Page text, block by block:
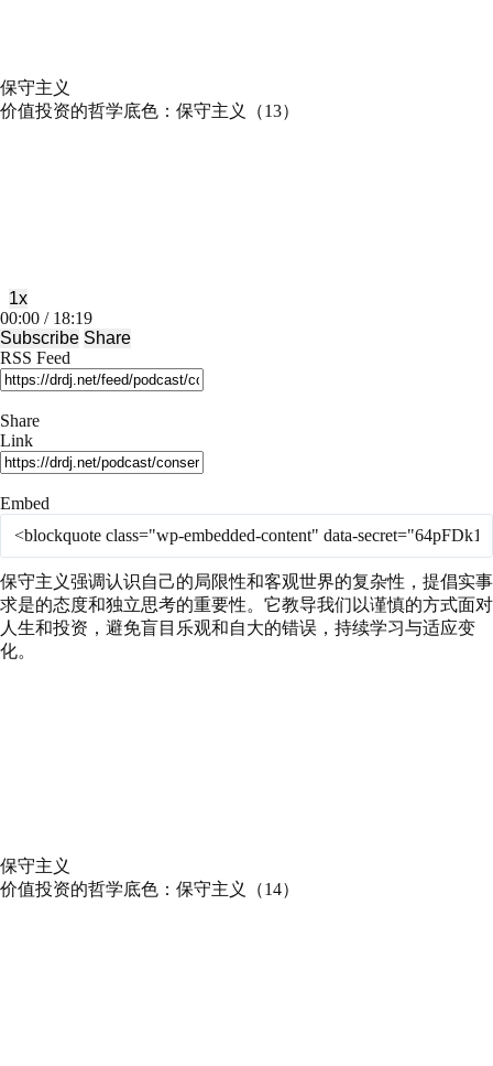
保守主义
价值投资的哲学底色：保守主义（13）
Mute/Unmute
Episode
Rewind
10
Seconds
1x
Fast
Forward
30
seconds
00:00 / 18:19
Subscribe Share
RSS Feed
Share
Link
Embed
保守主义强调认识自己的局限性和客观世界的复杂性，提倡实事
求是的态度和独立思考的重要性。它教导我们以谨慎的方式面对
人生和投资，避免盲目乐观和自大的错误，持续学习与适应变
化。
保守主义
价值投资的哲学底色：保守主义（14）